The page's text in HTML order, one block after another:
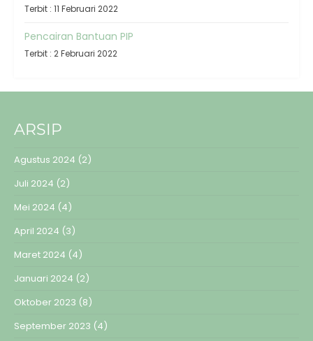
Terbit : 11 Februari 2022
Pencairan Bantuan PIP
Terbit : 2 Februari 2022
ARSIP
Agustus 2024 (2)
Juli 2024 (2)
Mei 2024 (4)
April 2024 (3)
Maret 2024 (4)
Januari 2024 (2)
Oktober 2023 (8)
September 2023 (4)